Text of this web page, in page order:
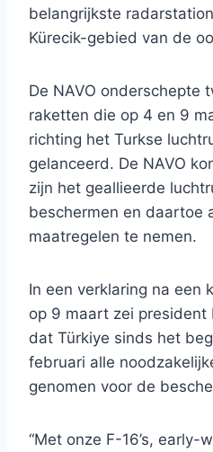
belangrijkste
Kürecik-gebied van de
De NAVO onderschepte
raketten die op 4 en 9
richting het Turkse
gelanceerd. De NAVO
zijn het geallieerde
beschermen en daartoe
maatregelen te nemen.
In een verklaring na een
op 9 maart zei president
dat Türkiye sinds het
februari alle
genomen voor de
“Met onze F-16’s, early-